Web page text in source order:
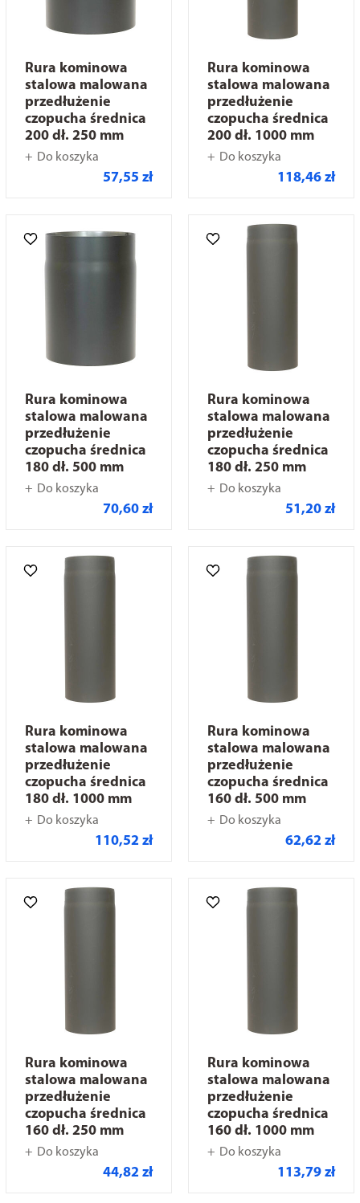
Rura kominowa
stalowa malowana
przedłużenie
czopucha średnica
200 dł. 250 mm
Do koszyka
57,55 zł
Rura kominowa
stalowa malowana
przedłużenie
czopucha średnica
200 dł. 1000 mm
Do koszyka
118,46 zł
Rura kominowa
stalowa malowana
przedłużenie
czopucha średnica
180 dł. 500 mm
Do koszyka
70,60 zł
Rura kominowa
stalowa malowana
przedłużenie
czopucha średnica
180 dł. 250 mm
Do koszyka
51,20 zł
Rura kominowa
stalowa malowana
przedłużenie
czopucha średnica
180 dł. 1000 mm
Do koszyka
110,52 zł
Rura kominowa
stalowa malowana
przedłużenie
czopucha średnica
160 dł. 500 mm
Do koszyka
62,62 zł
Rura kominowa
stalowa malowana
przedłużenie
czopucha średnica
160 dł. 250 mm
Do koszyka
44,82 zł
Rura kominowa
stalowa malowana
przedłużenie
czopucha średnica
160 dł. 1000 mm
Do koszyka
113,79 zł